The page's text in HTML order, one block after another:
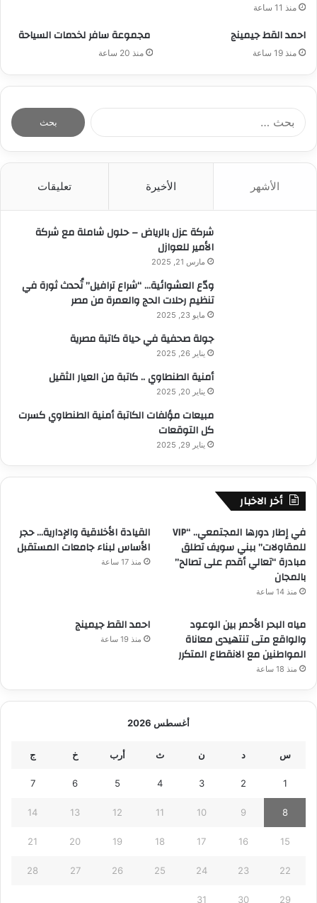
منذ 11 ساعة
احمد القط جيمينج
منذ 19 ساعة
مجموعة سافر لخدمات السياحة
منذ 20 ساعة
الأشهر الأخيرة تعليقات
شركة عزل بالرياض – حلول شاملة مع شركة
الأمير للعوازل
مارس 21, 2025
ودّع العشوائية… “شراع ترافيل” تُحدث ثورة في
تنظيم رحلات الحج والعمرة من مصر
مايو 23, 2025
جولة صحفية في حياة كاتبة مصرية
يناير 26, 2025
أمنية الطنطاوي .. كاتبة من العيار الثقيل
يناير 20, 2025
مبيعات مؤلفات الكاتبة أمنية الطنطاوي كسرت
كل التوقعات
يناير 29, 2025
أخر الاخبار
في إطار دورها المجتمعي.. “VIP
للمقاولات” ببني سويف تطلق
مبادرة “تعالي أقدم على تصالح”
بالمجان
منذ 14 ساعة
القيادة الأخلاقية والإدارية… حجر
الأساس لبناء جامعات المستقبل
منذ 17 ساعة
مياه البحر الأحمر بين الوعود
والواقع متى تنتهيدى معاناة
المواطنين مع الانقطاع المتكرر
منذ 18 ساعة
احمد القط جيمينج
منذ 19 ساعة
أغسطس 2026
س د ن ث أرب خ ج
1
2
3
4
5
6
7
8
9
10
11
12
13
14
15
16
17
18
19
20
21
22
23
24
25
26
27
28
29
30
31